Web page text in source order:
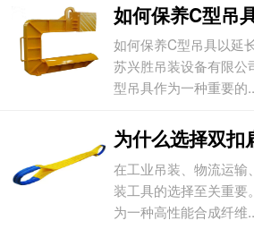
如何保养C型吊具以
苏兴胜吊装设备有限公
型吊具作为一种重要的
为什么选择双扣
在工业吊装、物流运输
装工具的选择至关重
为一种高性能合成纤维